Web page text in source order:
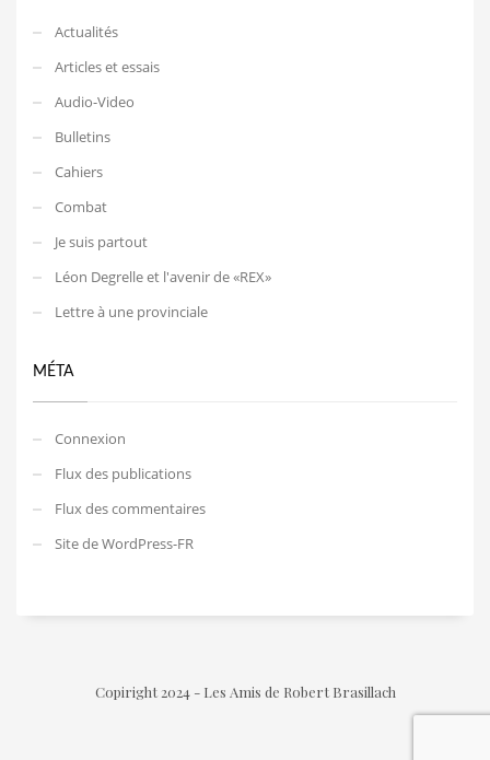
Actualités
Articles et essais
Audio-Video
Bulletins
Cahiers
Combat
Je suis partout
Léon Degrelle et l'avenir de «REX»
Lettre à une provinciale
MÉTA
Connexion
Flux des publications
Flux des commentaires
Site de WordPress-FR
Copiright 2024 - Les Amis de Robert Brasillach